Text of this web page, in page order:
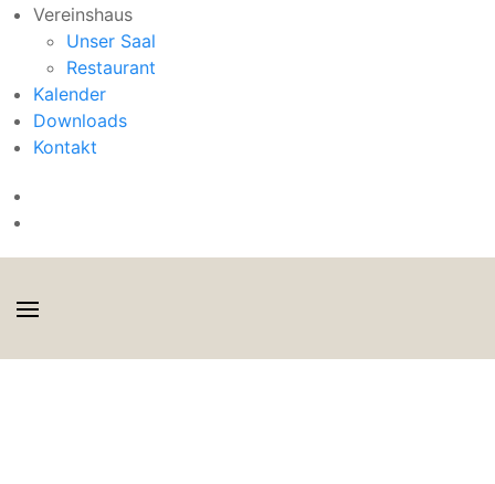
Vereinshaus
Unser Saal
Restaurant
Kalender
Downloads
Kontakt